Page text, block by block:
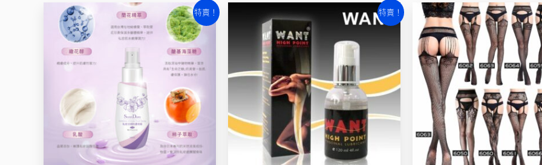
特賣！
始
價
格：
NT$550。
前
價
格：
NT$380。
特賣！
始
價
格：
NT$790。
前
價
格：
NT$600。
原
始
價
格：
NT$290。
目
前
價
格：
NT$190。